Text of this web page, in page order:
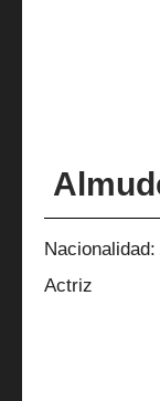
Actriz